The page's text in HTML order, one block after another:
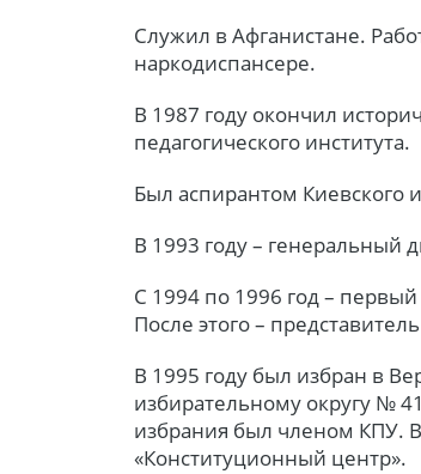
Служил в Афганистане.
наркодиспансере.
В 1987 году окончил
педагогического института.
Был аспирантом Киевского
В 1993 году – генеральный
С 1994 по 1996 год –
После этого –
В 1995 году был избран в
избирательному округу №
избрания был членом КПУ.
«Конституционный центр».